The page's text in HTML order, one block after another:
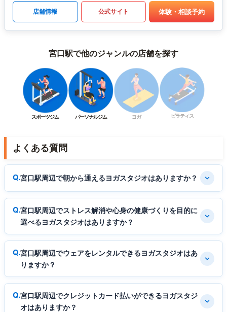
店舗情報 公式サイト 体験・相談予約
宮口駅で他のジャンルの店舗を探す
スポーツジム パーソナルジム ヨガ ピラティス
よくある質問
宮口駅周辺で朝から通えるヨガスタジオはありますか？
宮口駅周辺でストレス解消や心身の健康づくりを目的に
選べるヨガスタジオはありますか？
宮口駅周辺でウェアをレンタルできるヨガスタジオはあ
りますか？
宮口駅周辺でクレジットカード払いができるヨガスタジ
オはありますか？